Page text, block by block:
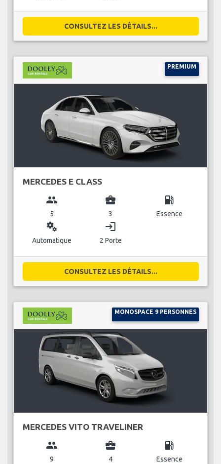
CONSULTEZ LES DÉTAILS...
PREMIUM
MERCEDES E CLASS
group
5
business_center
3
local_gas_station
Essence
miscellaneous_services
Automatique
login
2 Porte
CONSULTEZ LES DÉTAILS...
MONOSPACE 9 PERSONNES
MERCEDES VITO TRAVELINER
group
9
business_center
4
local_gas_station
Essence